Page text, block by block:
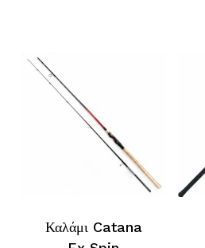
Καλάμι Catana